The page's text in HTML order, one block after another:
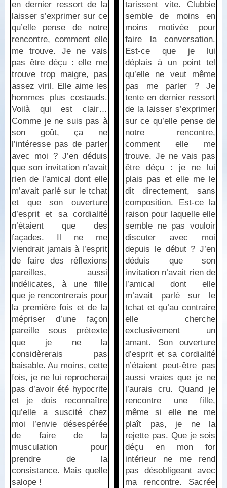
en dernier ressort de la
laisser s’exprimer sur ce
qu’elle pense de notre
rencontre, comment elle
me trouve. Je ne vais
pas être déçu : elle me
trouve trop maigre, pas
assez viril. Elle aime les
hommes plus costauds.
Voilà qui est clair…
Comme je ne suis pas à
son goût, ça ne
l’intéresse pas de parler
avec moi ? J’en déduis
que son invitation n’avait
rien de l’amical dont elle
m’avait parlé sur le tchat
et que son ouverture
d’esprit et sa cordialité
n’étaient que des
façades. Il ne me
viendrait jamais à l’esprit
de faire des réflexions
pareilles, aussi
indélicates, à une fille
que je rencontrerais pour
la première fois et de la
mépriser d’une façon
pareille sous prétexte
que je ne la
considèrerais pas
baisable. Au moins, cette
fois, je ne lui reprocherai
pas d’avoir été hypocrite
et je dois reconnaître
qu’elle a suscité chez
moi l’envie désespérée
de faire de la
musculation pour
prendre de la
consistance. Mais quelle
salope !
tarissent vite. Clubbie
semble de moins en
moins motivée pour
faire la conversation.
Est-ce que je lui
déplais à un point tel
qu’elle ne veut même
pas me parler ? Je
tente en dernier ressort
de la laisser s’exprimer
sur ce qu’elle pense de
notre rencontre,
comment elle me
trouve. Je ne vais pas
être déçu : je ne lui
plais pas et elle me le
dit directement, sans
composition. Est-ce la
raison pour laquelle elle
semble ne pas vouloir
discuter avec moi
depuis le début ? J’en
déduis que son
invitation n’avait rien de
l’amical dont elle
m’avait parlé sur le
tchat et qu’au contraire
elle cherche
exclusivement un
amant. Son ouverture
d’esprit et sa cordialité
n’étaient peut-être pas
aussi vraies que je ne
l’aurais cru. Quand je
rencontre une fille,
même si elle ne me
plaît pas, je ne la
rejette pas. Que je sois
déçu en mon for
intérieur ne me rend
pas désobligeant avec
ma rencontre. Sacrée